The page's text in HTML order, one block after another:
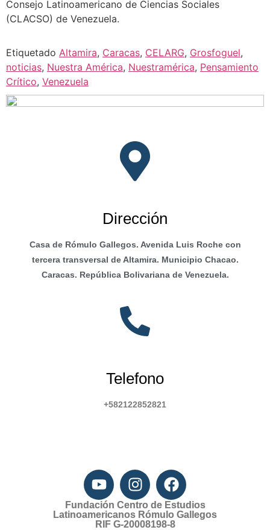
Consejo Latinoamericano de Ciencias Sociales
(CLACSO) de Venezuela.
Etiquetado Altamira, Caracas, CELARG, Grosfoguel,
noticias, Nuestra América, Nuestramérica, Pensamiento
Crítico, Venezuela
Dirección
Casa de Rómulo Gallegos. Avenida Luis Roche con
tercera transversal de Altamira. Municipio Chacao.
Caracas. República Bolivariana de Venezuela.
Telefono
+582122852821
Fundación Centro de Estudios
Latinoamericanos Rómulo Gallegos
RIF G-20008198-8